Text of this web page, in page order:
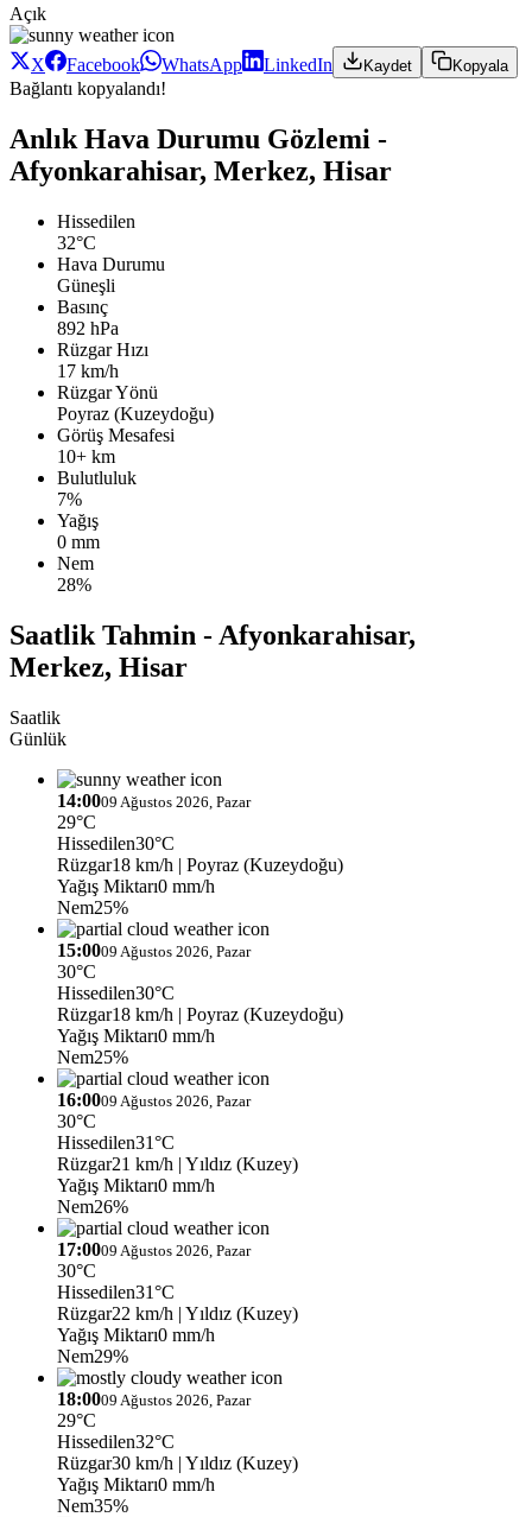
Açık
X Facebook WhatsApp LinkedIn Kaydet Kopyala
Bağlantı kopyalandı!
Anlık Hava Durumu Gözlemi -
Afyonkarahisar, Merkez, Hisar
Hissedilen
32°C
Hava Durumu
Güneşli
Basınç
892 hPa
Rüzgar Hızı
17 km/h
Rüzgar Yönü
Poyraz (Kuzeydoğu)
Görüş Mesafesi
10+ km
Bulutluluk
7%
Yağış
0 mm
Nem
28%
Saatlik Tahmin - Afyonkarahisar,
Merkez, Hisar
Saatlik
Günlük
14:0009 Ağustos 2026, Pazar
29°C
Hissedilen30°C
Rüzgar18 km/h | Poyraz (Kuzeydoğu)
Yağış Miktarı0 mm/h
Nem25%
15:0009 Ağustos 2026, Pazar
30°C
Hissedilen30°C
Rüzgar18 km/h | Poyraz (Kuzeydoğu)
Yağış Miktarı0 mm/h
Nem25%
16:0009 Ağustos 2026, Pazar
30°C
Hissedilen31°C
Rüzgar21 km/h | Yıldız (Kuzey)
Yağış Miktarı0 mm/h
Nem26%
17:0009 Ağustos 2026, Pazar
30°C
Hissedilen31°C
Rüzgar22 km/h | Yıldız (Kuzey)
Yağış Miktarı0 mm/h
Nem29%
18:0009 Ağustos 2026, Pazar
29°C
Hissedilen32°C
Rüzgar30 km/h | Yıldız (Kuzey)
Yağış Miktarı0 mm/h
Nem35%